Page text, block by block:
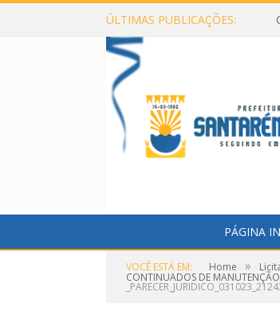
ÚLTIMAS PUBLICAÇÕES:
PÁGINA
VOCÊ ESTÁ EM: Home »
CONTINUADOS DE MANUTENÇÃO